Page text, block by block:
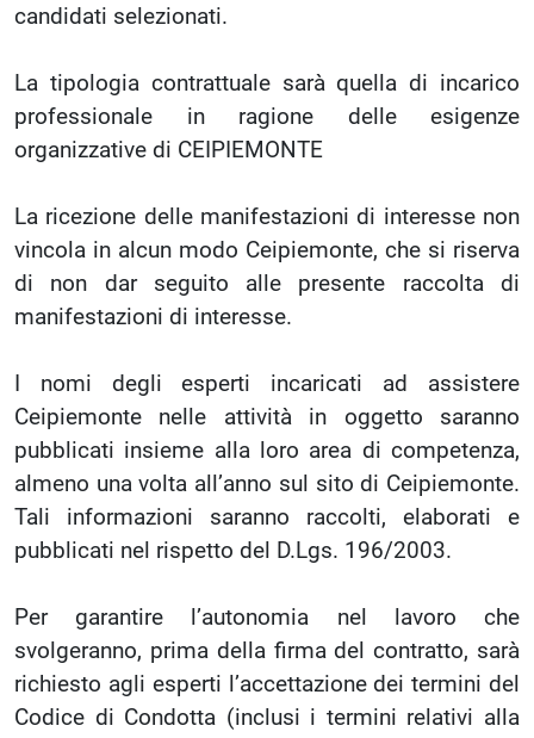
candidati selezionati.
La tipologia contrattuale sarà quella di incarico
professionale in ragione delle esigenze
organizzative di CEIPIEMONTE
La ricezione delle manifestazioni di interesse non
vincola in alcun modo Ceipiemonte, che si riserva
di non dar seguito alle presente raccolta di
manifestazioni di interesse.
I nomi degli esperti incaricati ad assistere
Ceipiemonte nelle attività in oggetto saranno
pubblicati insieme alla loro area di competenza,
almeno una volta all’anno sul sito di Ceipiemonte.
Tali informazioni saranno raccolti, elaborati e
pubblicati nel rispetto del D.Lgs. 196/2003.
Per garantire l’autonomia nel lavoro che
svolgeranno, prima della firma del contratto, sarà
richiesto agli esperti l’accettazione dei termini del
Codice di Condotta (inclusi i termini relativi alla